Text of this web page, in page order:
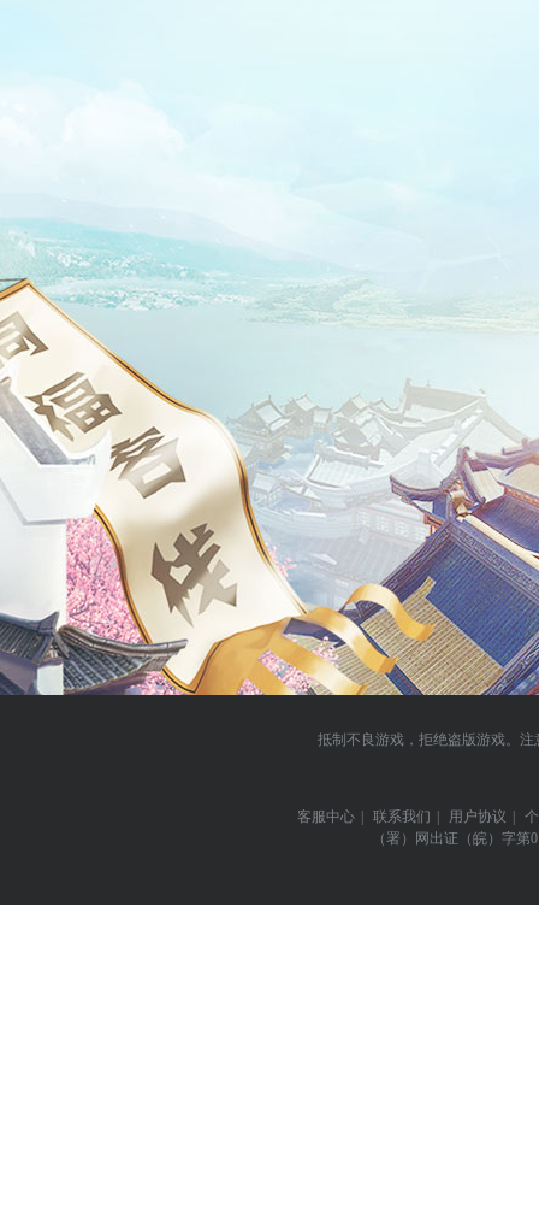
抵制不良游戏，拒绝盗版游戏。
客服中心 联系我们 用户协议
（署）网出证（皖）字第